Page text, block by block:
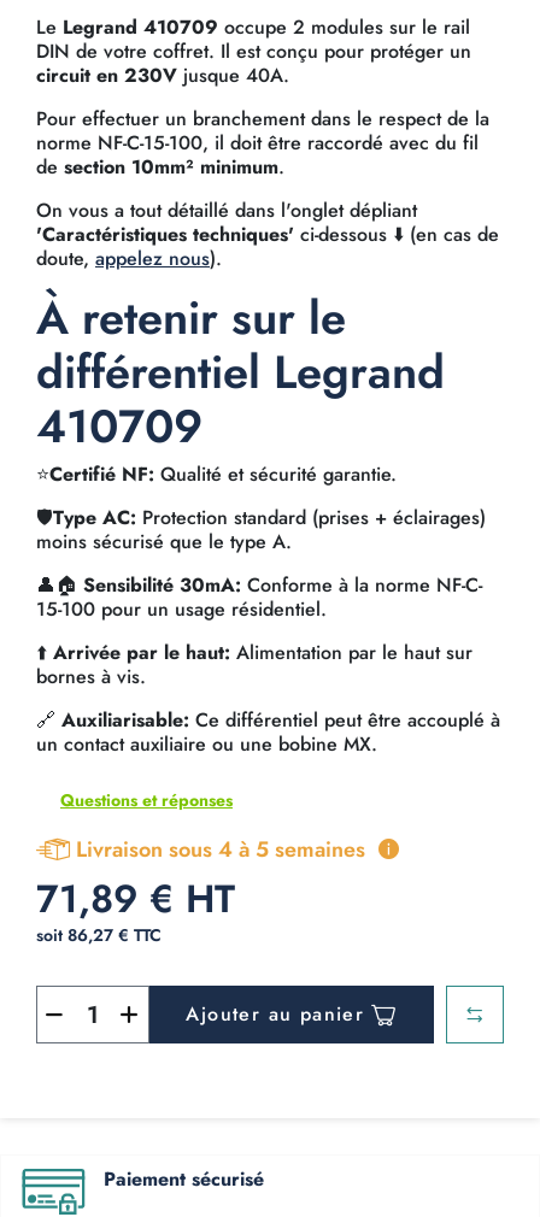
Le Legrand 410709 occupe 2 modules sur le rail
DIN de votre coffret. Il est conçu pour protéger un
circuit en 230V jusque 40A.
Pour effectuer un branchement dans le respect de la
norme NF-C-15-100, il doit être raccordé avec du fil
de section 10mm² minimum.
On vous a tout détaillé dans l'onglet dépliant
'Caractéristiques techniques' ci-dessous ⬇️ (en cas de
doute, appelez nous).
À retenir sur le
différentiel Legrand
410709
⭐Certifié NF: Qualité et sécurité garantie.
🛡️Type AC: Protection standard (prises + éclairages)
moins sécurisé que le type A.
👤🏠 Sensibilité 30mA: Conforme à la norme NF-C-
15-100 pour un usage résidentiel.
⬆️ Arrivée par le haut: Alimentation par le haut sur
bornes à vis.
🔗 Auxiliarisable: Ce différentiel peut être accouplé à
un contact auxiliaire ou une bobine MX.
Questions et réponses
Livraison sous 4 à 5 semaines
71,89 € HT
soit 86,27 € TTC
Ajouter au panier
Paiement sécurisé